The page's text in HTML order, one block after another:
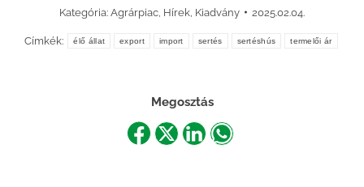
Kategória: Agrárpiac Hírek Kiadvány 2025.02.04.
Címkék: élő állat export import sertés sertéshús termelői ár
Megosztás
ShareShareShareShare